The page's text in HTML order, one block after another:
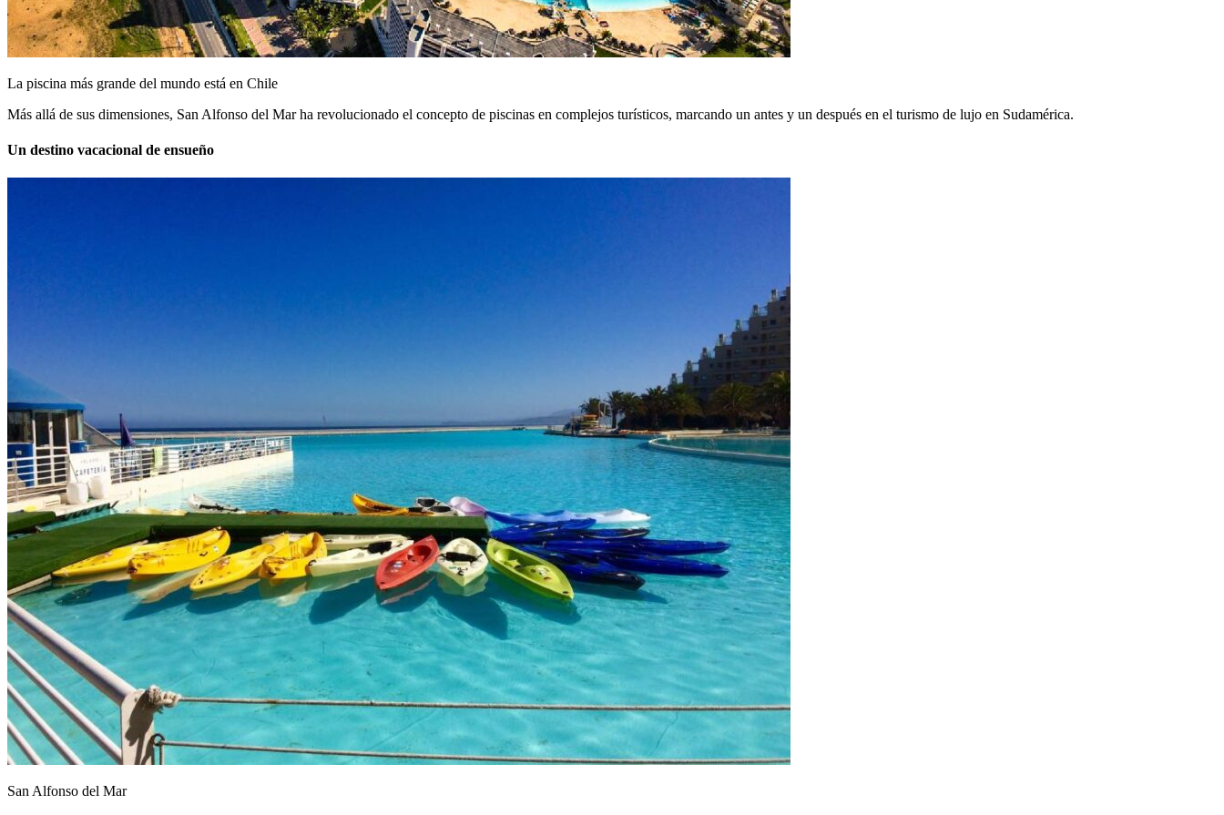
La piscina más grande del mundo está en Chile
Más allá de sus dimensiones, San Alfonso del Mar ha revolucionado el concepto de piscinas en complejos turísticos, marcando un antes y un después en el turismo de lujo en Sudamérica.
Un destino vacacional de ensueño
San Alfonso del Mar